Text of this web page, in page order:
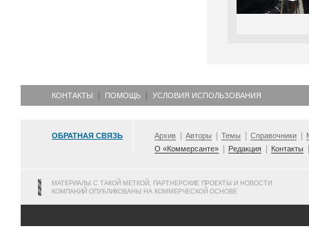
КОНТАКТЫ ПОМОЩЬ УСЛОВИЯ ИСПОЛЬЗОВАНИЯ
ОБРАТНАЯ СВЯЗЬ Архив Авторы Темы Справочники
О «Коммерсанте»
Редакция Контакты
МАТЕРИАЛЫ С ТАКОЙ МЕТКОЙ, ПАРТНЕРСКИЕ ПРОЕКТЫ И НОВОСТИ
КОМПАНИЙ ОПУБЛИКОВАНЫ НА КОММЕРЧЕСКОЙ ОСНОВЕ